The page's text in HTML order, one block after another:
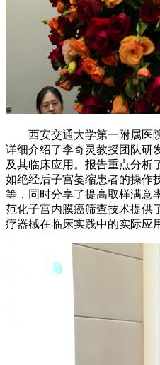
西安交通大学第一附属医
详细介绍了李奇灵教授团队研
及其临床应用。报告重点分析
如绝经后子宫萎缩患者的操作
等，同时分享了提高取样满意
范化子宫内膜癌筛查技术提供
疗器械在临床实践中的实际应